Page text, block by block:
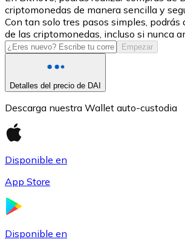
USDC
criptomonedas de manera sencilla y
Con tan solo tres pasos simples, podrás
de las criptomonedas, incluso si nunca
Empezar
Detalles del precio de DAI
Descarga nuestra Wallet auto-custodia
Disponible en
App Store
Disponible en